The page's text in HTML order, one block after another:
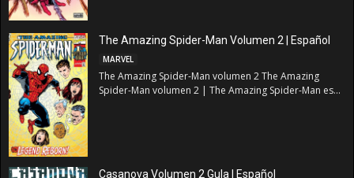
The Amazing Spider-Man Volumen 2 | Español
MARVEL
The Amazing Spider-Man volumen 2 The Amazing
Spider-Man volumen 2 | The Amazing Spider-Man es...
Casanova Volumen 2 Gula | Español